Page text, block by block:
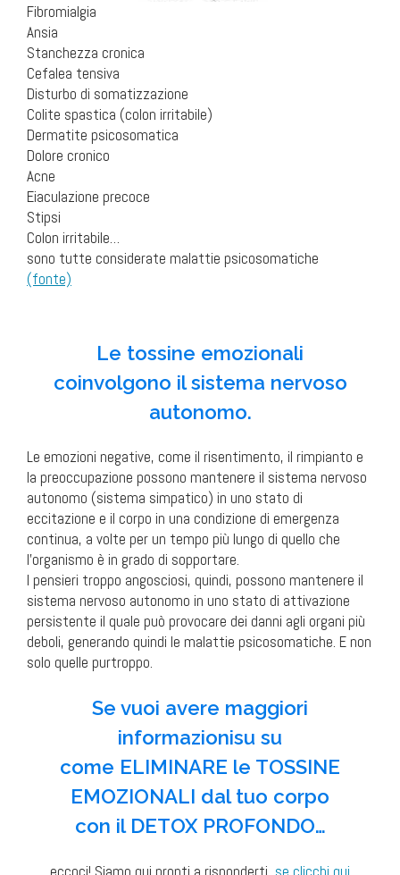
Fibromialgia
Ansia
Stanchezza cronica
Cefalea tensiva
Disturbo di somatizzazione
Colite spastica (colon irritabile)
Dermatite psicosomatica
Dolore cronico
Acne
Eiaculazione precoce
Stipsi
Colon irritabile…
sono tutte considerate malattie psicosomatiche
(fonte)
Le tossine emozionali
coinvolgono il sistema nervoso
autonomo.
Le emozioni negative, come il risentimento, il rimpianto e
la preoccupazione possono mantenere il sistema nervoso
autonomo (sistema simpatico) in uno stato di
eccitazione e il corpo in una condizione di emergenza
continua, a volte per un tempo più lungo di quello che
l’organismo è in grado di sopportare.
I pensieri troppo angosciosi, quindi, possono mantenere il
sistema nervoso autonomo in uno stato di attivazione
persistente il quale può provocare dei danni agli organi più
deboli, generando quindi le malattie psicosomatiche. E non
solo quelle purtroppo.
Se vuoi avere maggiori
informazionisu su
come ELIMINARE le TOSSINE
EMOZIONALI dal tuo corpo
con il DETOX PROFONDO…